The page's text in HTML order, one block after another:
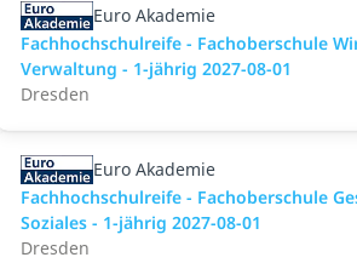
Euro Akademie
Fachhochschulreife - Fachoberschule
Verwaltung - 1-jährig 2027-08-01
Dresden
Euro Akademie
Fachhochschulreife - Fachoberschule
Soziales - 1-jährig 2027-08-01
Dresden